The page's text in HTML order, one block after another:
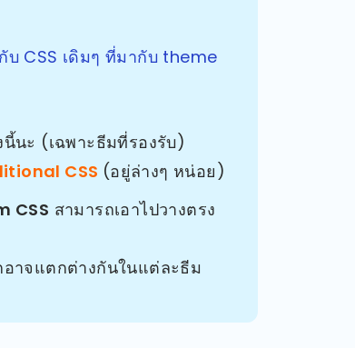
บ CSS เดิมๆ ที่มากับ theme
นะ (เฉพาะธีมที่รองรับ)
CSS (อยู่ล่างๆ หน่อย)
CSS สามารถเอาไปวางตรง
าจแตกต่างกันในแต่ละธีม